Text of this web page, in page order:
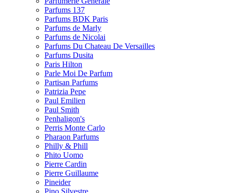
Parfums 137
Parfums BDK Paris
Parfums de Marly
Parfums de Nicolai
Parfums Du Chateau De Versailles
Parfums Dusita
Paris Hilton
Parle Moi De Parfum
Partisan Parfums
Patrizia Pepe
Paul Emilien
Paul Smith
Penhaligon's
Perris Monte Carlo
Pharaon Parfums
Philly & Phill
Phito Uomo
Pierre Cardin
Pierre Guillaume
Pineider